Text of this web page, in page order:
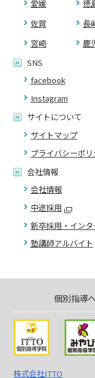
愛媛
徳
佐賀
長
宮崎
鹿
SNS
facebook
Instagram
サイトについて
サイトマップ
プライバシーポリ
会社情報
会社情報
中途採用
新卒採用・イン
塾講師アルバイト
個別指導
株式会社ITTO